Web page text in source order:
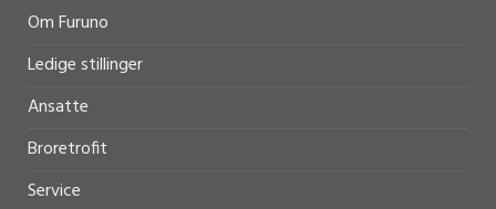
Om Furuno
Ledige stillinger
Ansatte
Broretrofit
Service